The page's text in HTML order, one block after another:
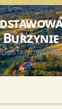
Burzynie